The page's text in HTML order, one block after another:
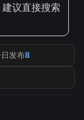
议直接搜索
发布8